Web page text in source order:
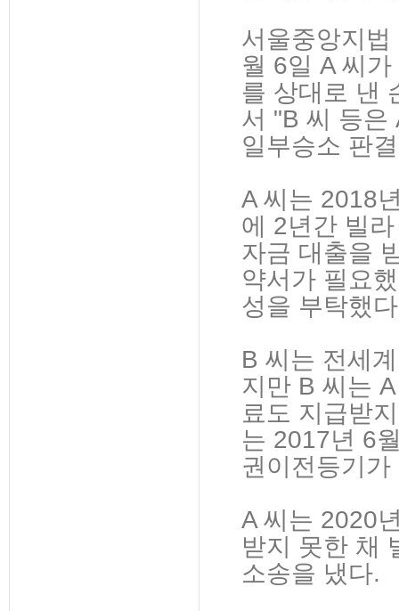
서울중앙지
월 6일 A 씨
를 상대로 낸
서 "B 씨 등은
일부승소 판
A 씨는 2018
에 2년간 빌
자금 대출을
약서가 필요
성을 부탁했
B 씨는 전세
지만 B 씨는
료도 지급받
는 2017년 6
권이전등기
A 씨는 2020
받지 못한 채
소송을 냈다.